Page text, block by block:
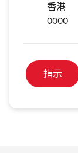
香港
0000
指示